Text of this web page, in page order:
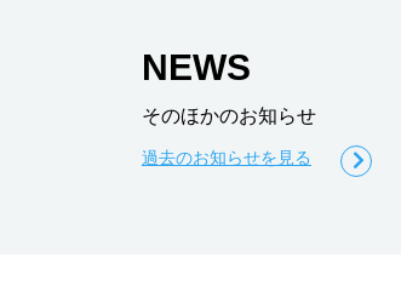
NEWS
そのほかのお知らせ
過去のお知らせを見る